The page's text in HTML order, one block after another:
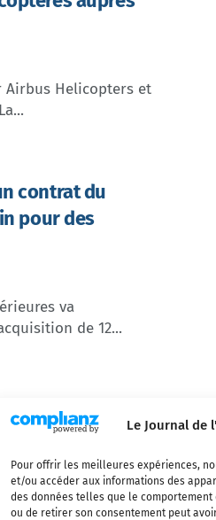
Le Journal de
Pour offrir les meilleures expériences,
et/ou accéder aux informations des
des données telles que le
ou de retirer son consentement peut
Airbus Helicopters et
contrat du
pour des
va
de 12...
confidentialité